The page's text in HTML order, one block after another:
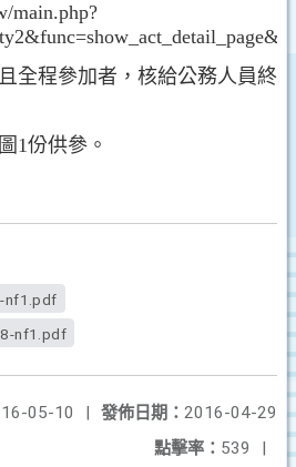
main.php?
全程參加者，核給公務人員終
1份供參。
nf1.pdf
nf1.pdf
發佈日期： 2016-04-29
05-10
|
點擊率： 539 |